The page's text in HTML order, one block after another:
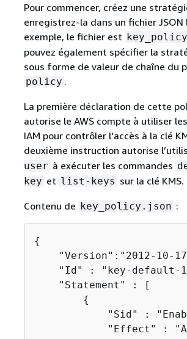
Pour commencer, créez une
enregistrez-la dans un fichier JSON
exemple, le fichier est
pouvez également spécifier la
sous forme de valeur de chaîne du
policy .
La première déclaration de cette
autorise le AWS compte à utiliser
IAM pour contrôler l'accès à la clé
deuxième instruction autorise
user à exécuter les commandes
key et list-keys sur la clé KMS.
Contenu de key_policy.json :
{
"Version":"2012-10-
"Id" : "key-default-
    "Statement" : [
{
"Sid" :
"Effect" :